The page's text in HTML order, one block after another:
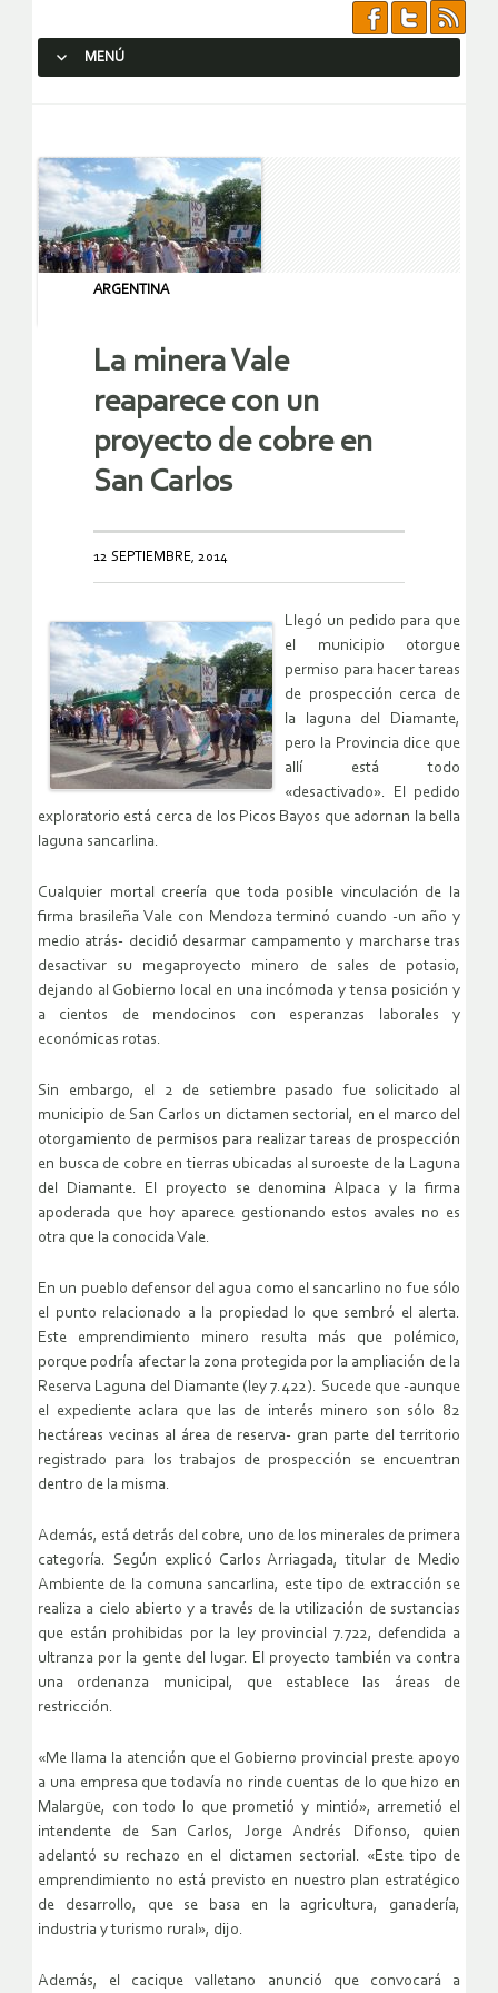
MENÚ
ARGENTINA
La minera Vale
reaparece con un
proyecto de cobre en
San Carlos
12 SEPTIEMBRE, 2014
Llegó un pedido para que
el municipio otorgue
permiso para hacer tareas
de prospección cerca de
la laguna del Diamante,
pero la Provincia dice que
allí está todo
«desactivado». El pedido
exploratorio está cerca de los Picos Bayos que adornan la bella
laguna sancarlina.
Cualquier mortal creería que toda posible vinculación de la
firma brasileña Vale con Mendoza terminó cuando -un año y
medio atrás- decidió desarmar campamento y marcharse tras
desactivar su megaproyecto minero de sales de potasio,
dejando al Gobierno local en una incómoda y tensa posición y
a cientos de mendocinos con esperanzas laborales y
económicas rotas.
Sin embargo, el 2 de setiembre pasado fue solicitado al
municipio de San Carlos un dictamen sectorial, en el marco del
otorgamiento de permisos para realizar tareas de prospección
en busca de cobre en tierras ubicadas al suroeste de la Laguna
del Diamante. El proyecto se denomina Alpaca y la firma
apoderada que hoy aparece gestionando estos avales no es
otra que la conocida Vale.
En un pueblo defensor del agua como el sancarlino no fue sólo
el punto relacionado a la propiedad lo que sembró el alerta.
Este emprendimiento minero resulta más que polémico,
porque podría afectar la zona protegida por la ampliación de la
Reserva Laguna del Diamante (ley 7.422). Sucede que -aunque
el expediente aclara que las de interés minero son sólo 82
hectáreas vecinas al área de reserva- gran parte del territorio
registrado para los trabajos de prospección se encuentran
dentro de la misma.
Además, está detrás del cobre, uno de los minerales de primera
categoría. Según explicó Carlos Arriagada, titular de Medio
Ambiente de la comuna sancarlina, este tipo de extracción se
realiza a cielo abierto y a través de la utilización de sustancias
que están prohibidas por la ley provincial 7.722, defendida a
ultranza por la gente del lugar. El proyecto también va contra
una ordenanza municipal, que establece las áreas de
restricción.
«Me llama la atención que el Gobierno provincial preste apoyo
a una empresa que todavía no rinde cuentas de lo que hizo en
Malargüe, con todo lo que prometió y mintió», arremetió el
intendente de San Carlos, Jorge Andrés Difonso, quien
adelantó su rechazo en el dictamen sectorial. «Este tipo de
emprendimiento no está previsto en nuestro plan estratégico
de desarrollo, que se basa en la agricultura, ganadería,
industria y turismo rural», dijo.
Además, el cacique valletano anunció que convocará a